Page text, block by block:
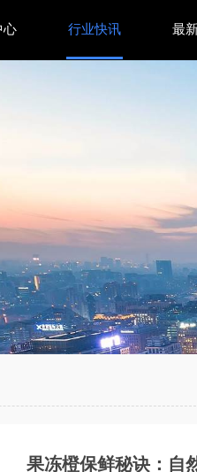
鲜技术
心 行业快讯 最
果冻橙保鲜秘诀：自